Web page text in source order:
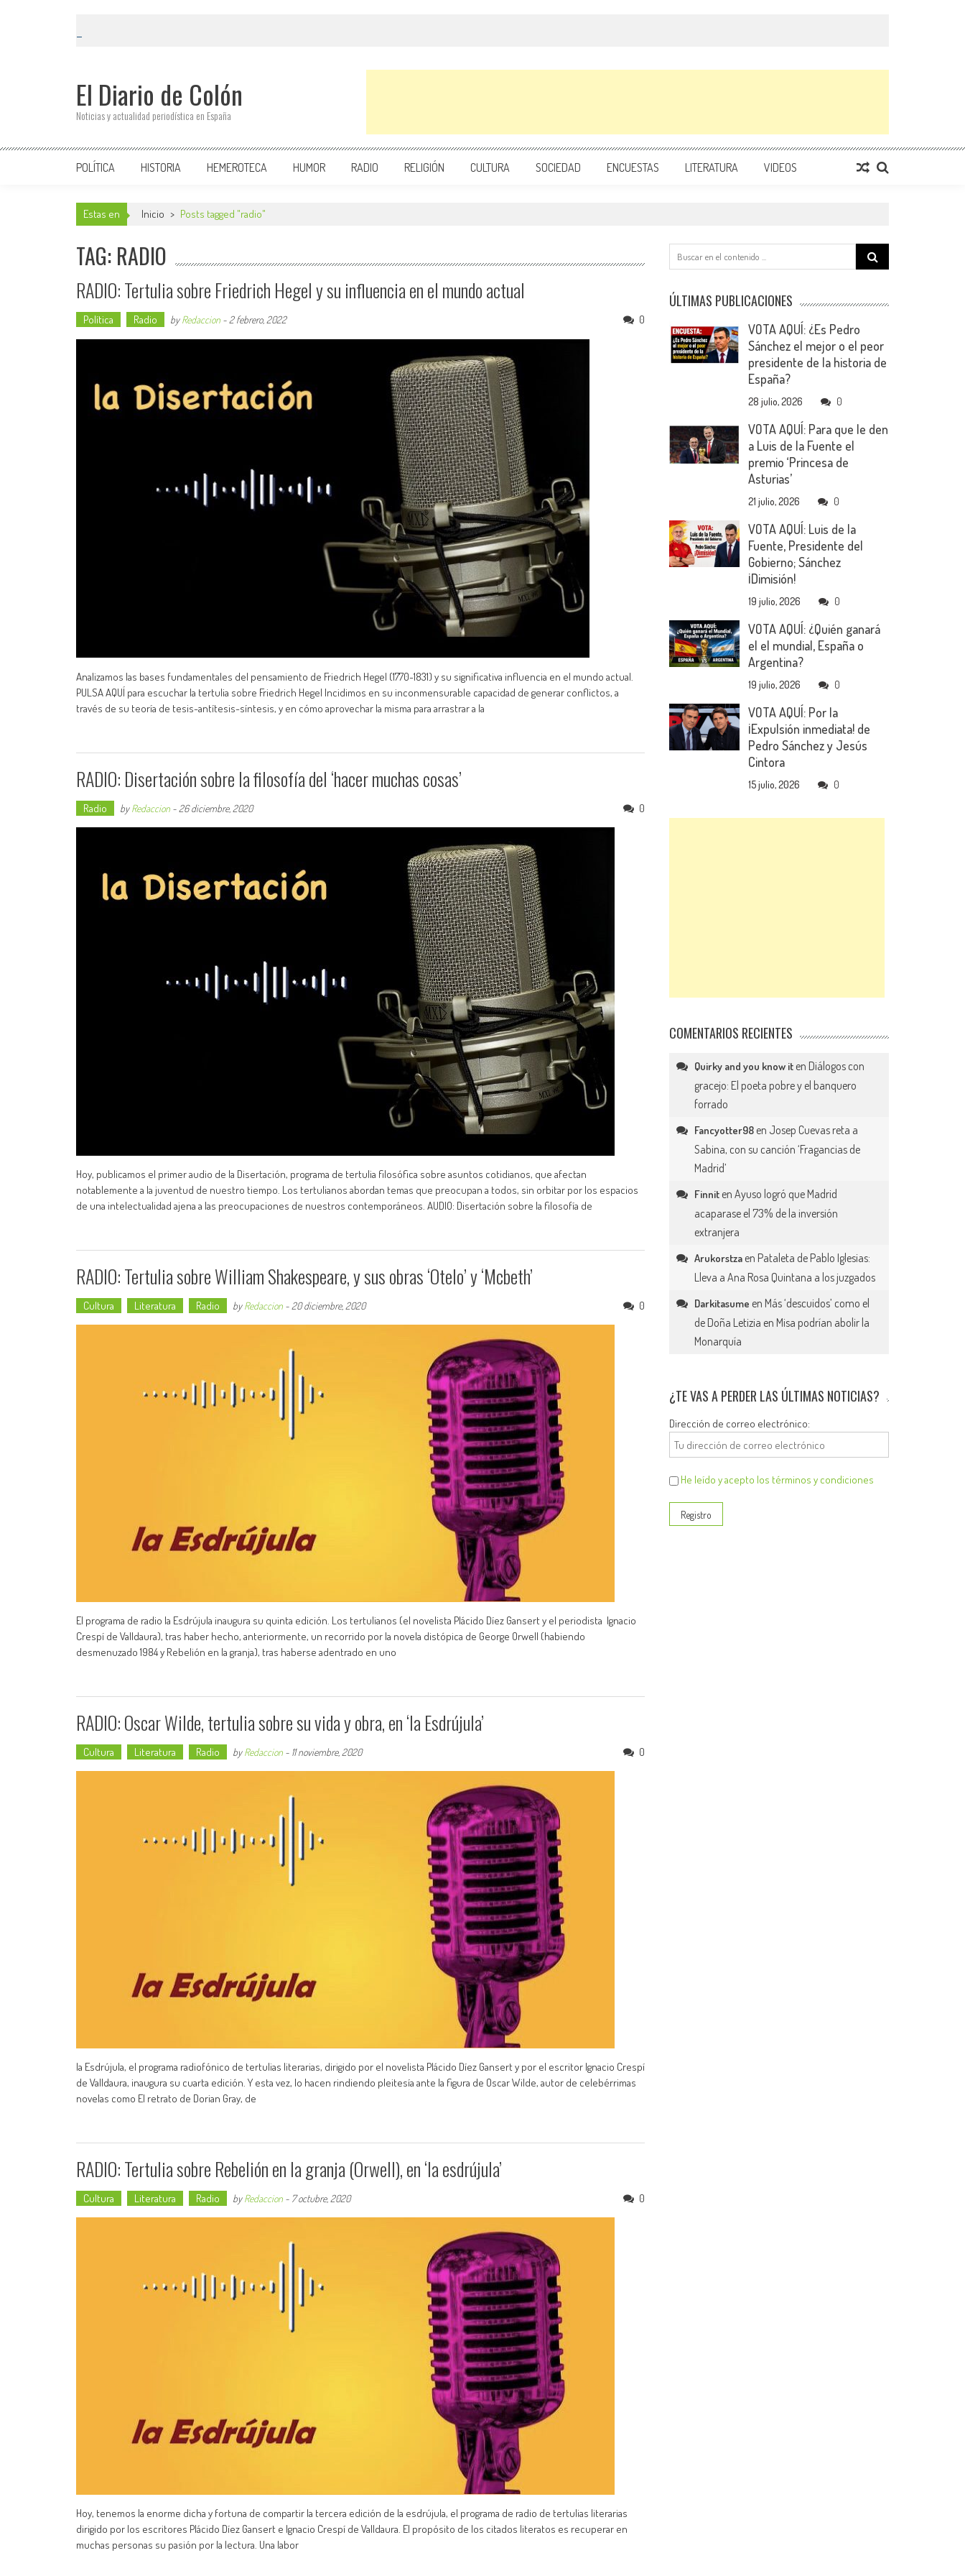
El Diario de Colón
Noticias y actualidad periodística en España
POLÍTICA HISTORIA HEMEROTECA HUMOR RADIO RELIGIÓN CULTURA SOCIEDAD ENCUESTAS LITERATURA VIDEOS
Estas en Inicio > Posts tagged "radio"
TAG: RADIO
RADIO: Tertulia sobre Friedrich Hegel y su influencia en el mundo actual
Política Radio byRedaccion - 2 febrero, 2022 0
Analizamos las bases fundamentales del pensamiento de Friedrich Hegel (1770-1831) y su significativa influencia en el mundo actual.
PULSA AQUÍ para escuchar la tertulia sobre Friedrich Hegel Incidimos en su inconmensurable capacidad de generar conflictos, a
través de su teoría de tesis-antítesis-síntesis, y en cómo aprovechar la misma para arrastrar a la
RADIO: Disertación sobre la filosofía del ‘hacer muchas cosas’
Radio byRedaccion - 26 diciembre, 2020 0
Hoy, publicamos el primer audio de la Disertación, programa de tertulia filosófica sobre asuntos cotidianos, que afectan
notablemente a la juventud de nuestro tiempo. Los tertulianos abordan temas que preocupan a todos, sin orbitar por los espacios
de una intelectualidad ajena a las preocupaciones de nuestros contemporáneos. AUDIO: Disertación sobre la filosofía de
RADIO: Tertulia sobre William Shakespeare, y sus obras ‘Otelo’ y ‘Mcbeth’
Cultura Literatura Radio byRedaccion - 20 diciembre, 2020 0
El programa de radio la Esdrújula inaugura su quinta edición. Los tertulianos (el novelista Plácido Díez Gansert y el periodista Ignacio
Crespí de Valldaura), tras haber hecho, anteriormente, un recorrido por la novela distópica de George Orwell (habiendo
desmenuzado 1984 y Rebelión en la granja), tras haberse adentrado en uno
RADIO: Oscar Wilde, tertulia sobre su vida y obra, en ‘la Esdrújula’
Cultura Literatura Radio byRedaccion - 11 noviembre, 2020 0
la Esdrújula, el programa radiofónico de tertulias literarias, dirigido por el novelista Plácido Díez Gansert y por el escritor Ignacio Crespí
de Valldaura, inaugura su cuarta edición. Y esta vez, lo hacen rindiendo pleitesía ante la figura de Oscar Wilde, autor de celebérrimas
novelas como El retrato de Dorian Gray, de
RADIO: Tertulia sobre Rebelión en la granja (Orwell), en ‘la esdrújula’
Cultura Literatura Radio byRedaccion - 7 octubre, 2020 0
Hoy, tenemos la enorme dicha y fortuna de compartir la tercera edición de la esdrújula, el programa de radio de tertulias literarias
dirigido por los escritores Plácido Díez Gansert e Ignacio Crespí de Valldaura. El propósito de los citados literatos es recuperar en
muchas personas su pasión por la lectura. Una labor
Search
for:
ÚLTIMAS PUBLICACIONES
VOTA AQUÍ: ¿Es Pedro
Sánchez el mejor o el peor
presidente de la historia de
España?
28 julio, 2026 0
VOTA AQUÍ: Para que le den
a Luis de la Fuente el
premio ‘Princesa de
Asturias’
21 julio, 2026 0
VOTA AQUÍ: Luis de la
Fuente, Presidente del
Gobierno; Sánchez
¡Dimisión!
19 julio, 2026 0
VOTA AQUÍ: ¿Quién ganará
el el mundial, España o
Argentina?
19 julio, 2026 0
VOTA AQUÍ: Por la
¡Expulsión inmediata! de
Pedro Sánchez y Jesús
Cintora
15 julio, 2026 0
COMENTARIOS RECIENTES
Quirky and you know it en Diálogos con
gracejo: El poeta pobre y el banquero
forrado
Fancyotter98 en Josep Cuevas reta a
Sabina, con su canción ‘Fragancias de
Madrid’
Finnit enAyuso logró que Madrid
acaparase el 73% de la inversión
extranjera
Arukorstza en Pataleta de Pablo Iglesias:
Lleva a Ana Rosa Quintana a los juzgados
Darkitasume en Más ‘descuidos’ como el
de Doña Letizia en Misa podrían abolir la
Monarquía
¿TE VAS A PERDER LAS ÚLTIMAS NOTICIAS?
Dirección de correo electrónico:
He leído y acepto los términos y condiciones